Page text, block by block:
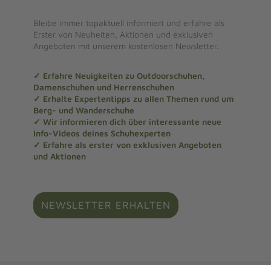
Bleibe immer topaktuell informiert und erfahre als
Erster von Neuheiten, Aktionen und exklusiven
Angeboten mit unserem kostenlosen Newsletter.
✓ Erfahre Neuigkeiten zu Outdoorschuhen,
Damenschuhen und Herrenschuhen
✓ Erhalte Expertentipps zu allen Themen rund um
Berg- und Wanderschuhe
✓ Wir informieren dich über interessante neue
Info-Videos deines Schuhexperten
✓ Erfahre als erster von exklusiven Angeboten
und Aktionen
NEWSLETTER ERHALTEN